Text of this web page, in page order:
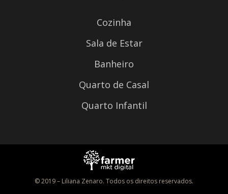
Cozinha
Sala de Estar
Banheiro
Quarto de Casal
Quarto Infantil
© 2019 – Liliana Zenaro. Todos os direitos reservados.